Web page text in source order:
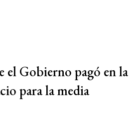
el Gobierno pagó en la
para la media